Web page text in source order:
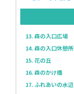
13. 森の入口広場
14. 森の入口休憩所
15. 花の丘
16. 森のかけ橋
17. ふれあいの水辺